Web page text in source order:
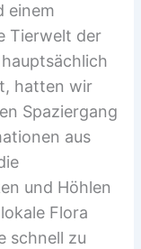
einem
Tierwelt der
hatten wir
Spaziergang
aus
und Höhlen
Flora
schnell zu